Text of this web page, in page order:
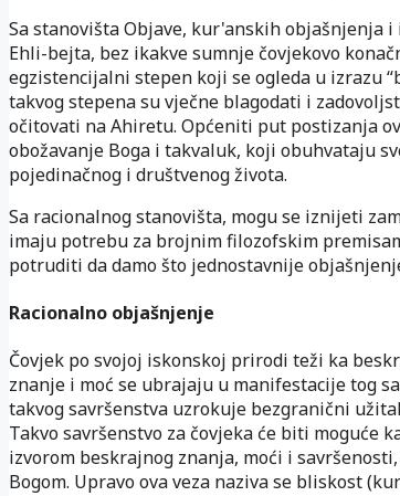
Sa stanovišta Objave, kur'anskih objašnjenja
Ehli-bejta, bez ikakve sumnje čovjekovo
egzistencijalni stepen koji se ogleda u izrazu
takvog stepena su vječne blagodati i
očitovati na Ahiretu. Općeniti put postizanja
obožavanje Boga i takvaluk, koji obuhvataju
pojedinačnog i društvenog života.
Sa racionalnog stanovišta, mogu se iznijeti
imaju potrebu za brojnim filozofskim
potruditi da damo što jednostavnije
Racionalno objašnjenje
Čovjek po svojoj iskonskoj prirodi teži ka
znanje i moć se ubrajaju u manifestacije tog
takvog savršenstva uzrokuje bezgranični
Takvo savršenstvo za čovjeka će biti moguće
izvorom beskrajnog znanja, moći i
Bogom. Upravo ova veza naziva se bliskost